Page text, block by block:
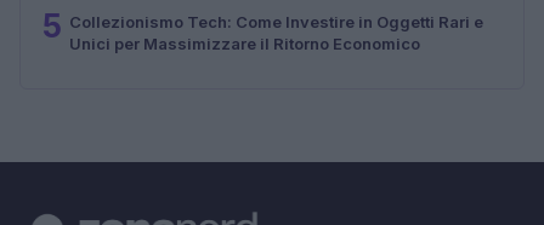
5 Collezionismo Tech: Come Investire in Oggetti Rari e
Unici per Massimizzare il Ritorno Economico